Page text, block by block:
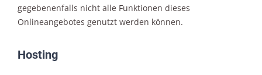
gegebenenfalls nicht alle Funktionen dieses
Onlineangebotes genutzt werden können.
Hosting